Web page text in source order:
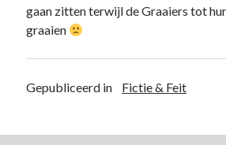
Zou deze Disqussie hierover nu eindelijk
Partij van de Aristocraten | De Rode Reus
Rechts Beleid
[...] Kleinere Overheid ??? de Vreselijk
Jaar Rechts Beleid [...]
gestegen |opKleinere Overheid ??? de
gaan zitten terwijl de Graaiers tot
graaien
Gepubliceerd in Fictie & Feit